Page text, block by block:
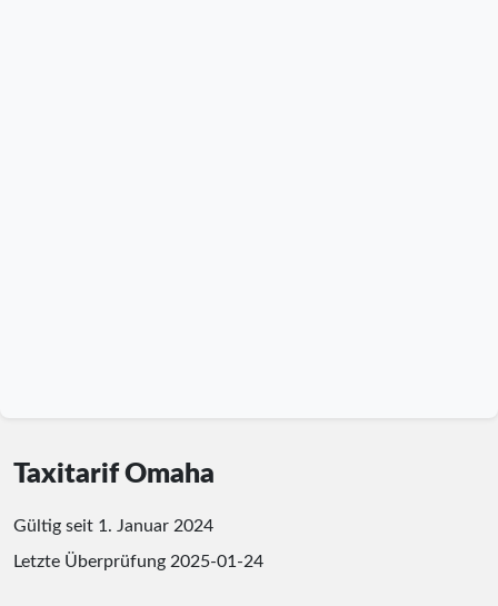
Taxitarif Omaha
Gültig seit 1. Januar 2024
Letzte Überprüfung 2025-01-24